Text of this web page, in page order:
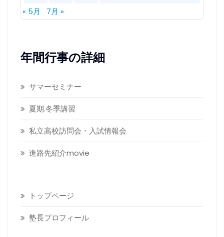
« 5月
7月 »
年間行事の詳細
サマーセミナー
夏期.冬季講習
私立高校訪問会・入試情報会
進路先紹介movie
トップページ
塾長プロフィール